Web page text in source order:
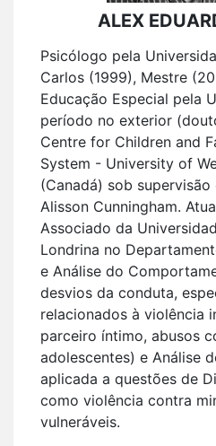
ALEX
Psicólogo pela
Carlos (1999), Mestre
Educação Especial pela
período no exterior
Centre for Children and
System - University of
(Canadá) sob supervisão
Alisson Cunningham.
Associado da
Londrina no
e Análise do
desvios da conduta,
relacionados à violência
parceiro íntimo, abusos
adolescentes) e Análise
aplicada a questões de
como violência contra
vulneráveis.